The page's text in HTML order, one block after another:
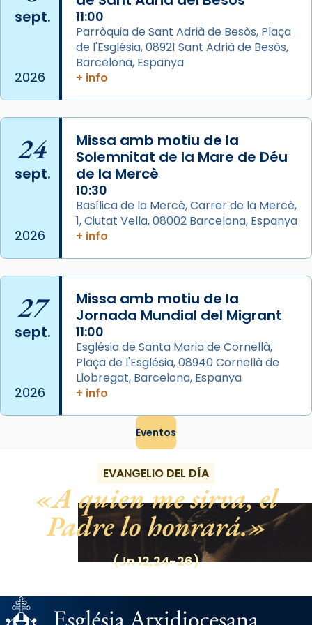
Mons. David Abadías.
📸 Dr. G. Simón
View on Facebook ·
Arquebisbat de Barcelona
Memòria de les santes Juliana i
Semproniana, verges i màrtirs.
Acompanyant la història de sant Cugat, a
partir de l’Edat Mitjana sorgeix la tradició
que les santes Juliana (“relatiu a Júlia”) i
que les santes són filles de l’antiga Iluro.
Mataró en reivindicarà les relíq
...Ver más
View on Facebook · Share
sept.
2026
11:00
Parròquia de Sant Adrià de Besòs, Plaça
de l'Església, 08921 Sant Adrià de Besòs,
Barcelona, Espanya
+ info
24
sept.
2026
Missa amb motiu de la
Solemnitat de la Mare de Déu
de la Mercè
10:30
Basílica de la Mercè, Carrer de la Mercè,
1, Ciutat Vella, 08002 Barcelona, Espanya
+ info
27
sept.
2026
Missa amb motiu de la
Jornada Mundial del Migrant
11:00
Església de Santa Maria de Cornellà,
Plaça de l'Església, 08940 Cornellà de
Llobregat, Barcelona, Espanya
+ info
Eventos
EVANGELIO DEL DÍA
A quien me sirva, el
Padre lo honrará.
(Jn 12,24-26)